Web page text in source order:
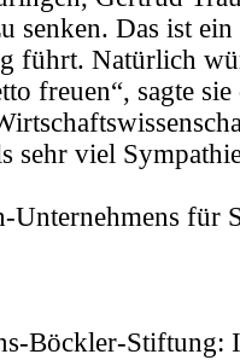
senken. Das ist
führt. Natürlich
freuen“, sagte
sehr viel
Unternehmens für
Böckler-Stiftung: